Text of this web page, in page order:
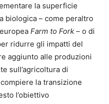
la superficie
biologica – come peraltro
Farm to Fork – o di
ridurre gli impatti del
aggiunto alle produzioni
sull’agricoltura di
la transizione
l’obiettivo